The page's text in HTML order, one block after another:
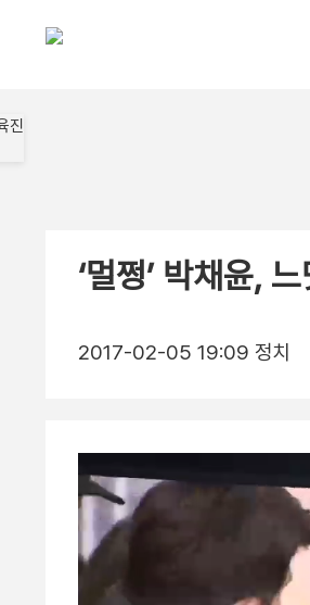
‘멀쩡’ 박채윤,
2017-02-05 19:09 정치